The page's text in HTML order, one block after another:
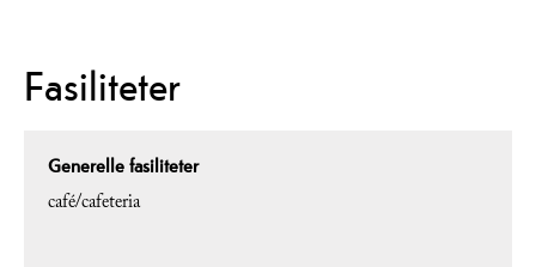
Fasiliteter
Generelle fasiliteter
café/cafeteria